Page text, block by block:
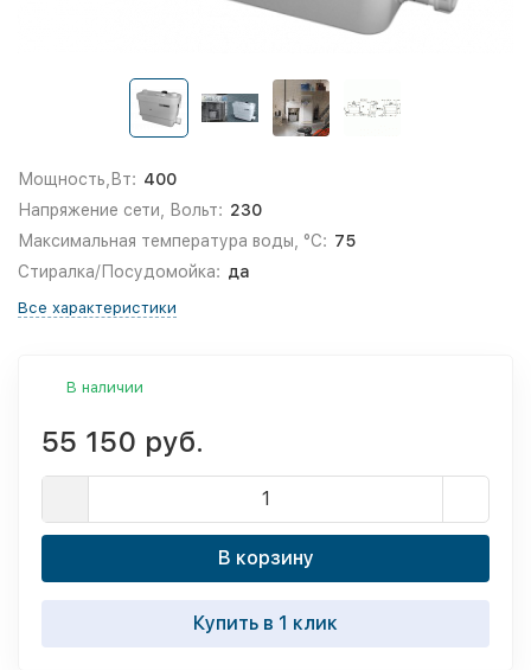
Мощность,Вт: 400
Напряжение сети, Вольт: 230
Максимальная температура воды, °С: 75
Стиралка/Посудомойка: да
Все характеристики
В наличии
55 150 руб.
В корзину
Купить в 1 клик